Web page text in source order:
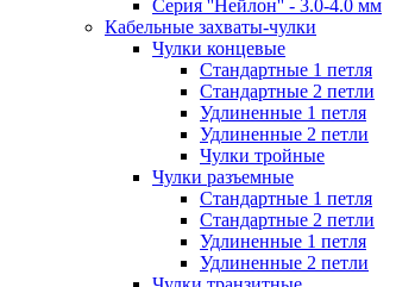
Серия ''Нейлон'' - 3.0-4.0 мм
Кабельные захваты-чулки
Чулки концевые
Стандартные 1 петля
Стандартные 2 петли
Удлиненные 1 петля
Удлиненные 2 петли
Чулки тройные
Чулки разъемные
Стандартные 1 петля
Стандартные 2 петли
Удлиненные 1 петля
Удлиненные 2 петли